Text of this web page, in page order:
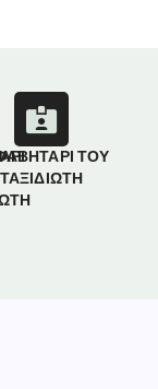
ΤΟΥ
ΤΑΞΙΔΙΩΤΗ